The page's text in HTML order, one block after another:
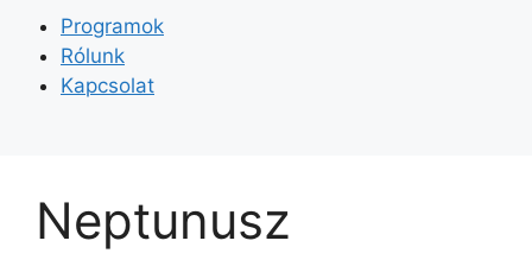
Programok
Rólunk
Kapcsolat
Neptunusz